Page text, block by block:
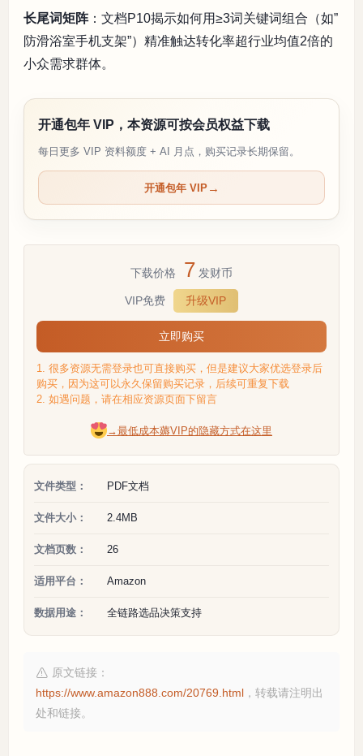
长尾词矩阵：文档P10揭示如何用≥3词关键词组合（如”
防滑浴室手机支架”）精准触达转化率超行业均值2倍的
小众需求群体。
开通包年 VIP，本资源可按会员权益下载
每日更多 VIP 资料额度 + AI 月点，购买记录长期保留。
开通包年 VIP
下载价格 7 发财币
VIP免费 升级VIP
立即购买
1. 很多资源无需登录也可直接购买，但是建议大家优选登录后
购买，因为这可以永久保留购买记录，后续可重复下载
2. 如遇问题，请在相应资源页面下留言
→最低成本薅VIP的隐藏方式在这里
文件类型： PDF文档
文件大小： 2.4MB
文档页数： 26
适用平台： Amazon
数据用途： 全链路选品决策支持
原文链接：
https://www.amazon888.com/20769.html ，转载请注明出
处和链接。